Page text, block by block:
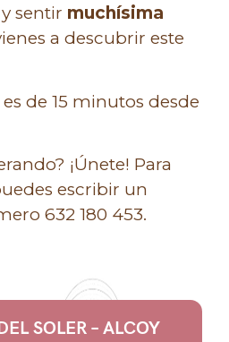
sentir muchísima
a descubrir este
de 15 minutos desde
¡Únete! Para
escribir un
632 180 453.
SOLER – ALCOY